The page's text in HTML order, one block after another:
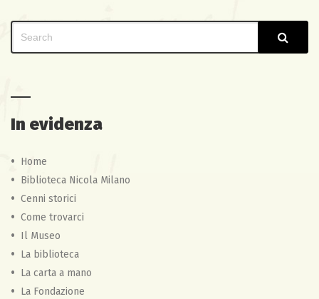
Search
for:
In evidenza
Home
Biblioteca Nicola Milano
Cenni storici
Come trovarci
Il Museo
La biblioteca
La carta a mano
La Fondazione